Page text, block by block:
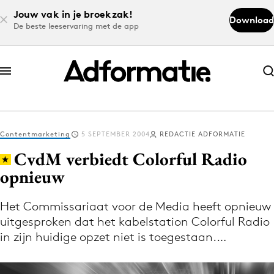
Jouw vak in je broekzak!
De beste leeservaring met de app
Download
Abonneer nu
Abonneer nu
Log in
Volg het laatste nieuws via de Adformatie
Nieuws app
Contentmarketing 5 SEPTEMBER 2004 REDACTIE ADFORMATIE
CvdM verbiedt Colorful Radio
opnieuw
Het Commissariaat voor de Media heeft opnieuw
uitgesproken dat het kabelstation Colorful Radio
in zijn huidige opzet niet is toegestaan.…